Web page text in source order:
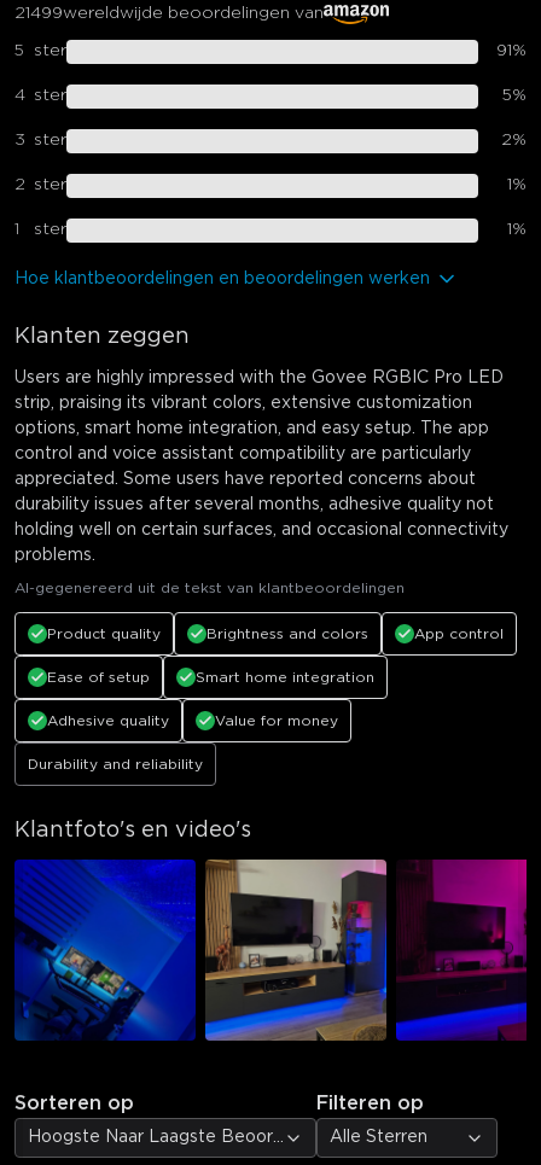
21499wereldwijde beoordelingen van
5 ster 91 %
4 ster 5%
3 ster 2%
2 ster 1 %
1 ster 1 %
Hoe klantbeoordelingen en beoordelingen werken
Klanten zeggen
Users are highly impressed with the Govee RGBIC Pro LED
strip, praising its vibrant colors, extensive customization
options, smart home integration, and easy setup. The app
control and voice assistant compatibility are particularly
appreciated. Some users have reported concerns about
durability issues after several months, adhesive quality not
holding well on certain surfaces, and occasional connectivity
problems.
AI-gegenereerd uit de tekst van klantbeoordelingen
Product quality Brightness and colors App control
Ease of setup Smart home integration
Adhesive quality Value for money
Durability and reliability
Klantfoto's en video's
Sorteren op
Hoogste Naar Laagste Beoordeling
Filteren op
Alle Sterren